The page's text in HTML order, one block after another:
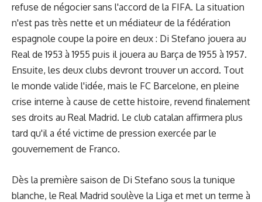
refuse de négocier sans l'accord de la FIFA. La situation
n'est pas très nette et un médiateur de la fédération
espagnole coupe la poire en deux : Di Stefano jouera au
Real de 1953 à 1955 puis il jouera au Barça de 1955 à 1957.
Ensuite, les deux clubs devront trouver un accord. Tout
le monde valide l'idée, mais le FC Barcelone, en pleine
crise interne à cause de cette histoire, revend finalement
ses droits au Real Madrid. Le club catalan affirmera plus
tard qu'il a été victime de pression exercée par le
gouvernement de Franco.
Dès la première saison de Di Stefano sous la tunique
blanche, le Real Madrid soulève la Liga et met un terme à